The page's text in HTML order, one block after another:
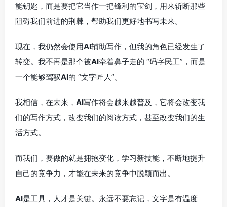
能钥匙，而是要把它当作一把锋利的宝剑，用来斩断那些
阻碍我们前进的荆棘，帮助我们更好地书写未来。
现在，我仍然会使用AI辅助写作，但我的角色已经发生了
转变。我不再是那个被AI牵着鼻子走的 “码字民工”，而是
一个能够驾驭AI的 “文字匠人”。
我相信，在未来， AI写作将会越来越普及，它将会改变我
们的写作方式，改变我们的阅读方式，甚至改变我们的生
活方式。
而我们，要做的就是拥抱变化，学习新技能，不断地提升
自己的竞争力，才能在未来的竞争中脱颖而出。
AI是工具，人才是关键。永远不要忘记，文字是有温度